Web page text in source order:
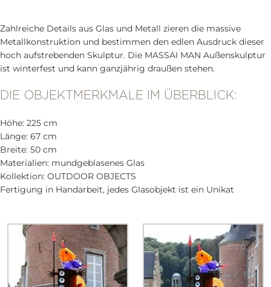
Zahlreiche Details aus Glas und Metall zieren die massive
Metallkonstruktion und bestimmen den edlen Ausdruck dieser
hoch aufstrebenden Skulptur. Die MASSAI MAN Außenskulptur
ist winterfest und kann ganzjährig draußen stehen.
DIE OBJEKTMERKMALE IM ÜBERBLICK:
Höhe: 225 cm
Länge: 67 cm
Breite: 50 cm
Materialien: mundgeblasenes Glas
Kollektion: OUTDOOR OBJECTS
Fertigung in Handarbeit, jedes Glasobjekt ist ein Unikat